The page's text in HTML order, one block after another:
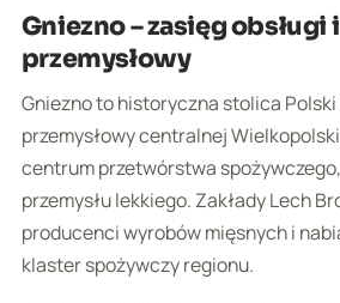
Gniezno – zasięg obsługi
przemysłowy
Gniezno to historyczna stolica
przemysłowy centralnej
centrum przetwórstwa
przemysłu lekkiego. Zakłady Lech
producenci wyrobów mięsnych i
klaster spożywczy regionu.